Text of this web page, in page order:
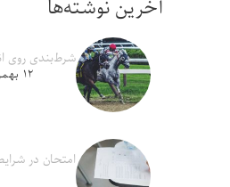
آخرین نوشته‌ها
شرط‌بندی روی
۱۲ بهمن ۱۴۰۴
امتحان در